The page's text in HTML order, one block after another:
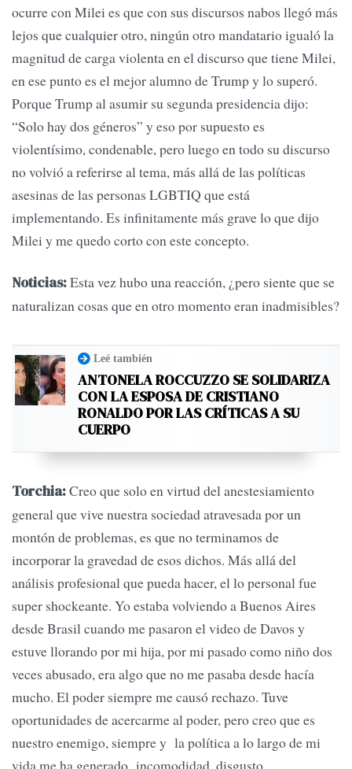
ocurre con Milei es que con sus discursos nabos llegó más
lejos que cualquier otro, ningún otro mandatario igualó la
magnitud de carga violenta en el discurso que tiene Milei,
en ese punto es el mejor alumno de Trump y lo superó.
Porque Trump al asumir su segunda presidencia dijo:
“Solo hay dos géneros” y eso por supuesto es
violentísimo, condenable, pero luego en todo su discurso
no volvió a referirse al tema, más allá de las políticas
asesinas de las personas LGBTIQ que está
implementando. Es infinitamente más grave lo que dijo
Milei y me quedo corto con este concepto.
Noticias:Esta vez hubo una reacción, ¿pero siente que se
naturalizan cosas que en otro momento eran inadmisibles?
Leé también
ANTONELA ROCCUZZO SE SOLIDARIZA
CON LA ESPOSA DE CRISTIANO
RONALDO POR LAS CRÍTICAS A SU
CUERPO
Torchia:Creo que solo en virtud del anestesiamiento
general que vive nuestra sociedad atravesada por un
montón de problemas, es que no terminamos de
incorporar la gravedad de esos dichos. Más allá del
análisis profesional que pueda hacer, el lo personal fue
super shockeante. Yo estaba volviendo a Buenos Aires
desde Brasil cuando me pasaron el video de Davos y
estuve llorando por mi hija, por mi pasado como niño dos
veces abusado, era algo que no me pasaba desde hacía
mucho. El poder siempre me causó rechazo. Tuve
oportunidades de acercarme al poder, pero creo que es
nuestro enemigo, siempre y la política a lo largo de mi
vida me ha generado incomodidad, disgusto,